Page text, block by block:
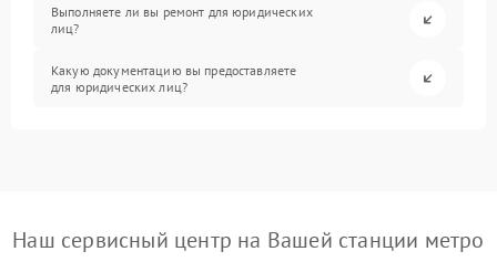
Выполняете ли вы ремонт для юридических
лиц?
Какую документацию вы предоставляете
для юридических лиц?
Наш сервисный центр на Вашей станции метро